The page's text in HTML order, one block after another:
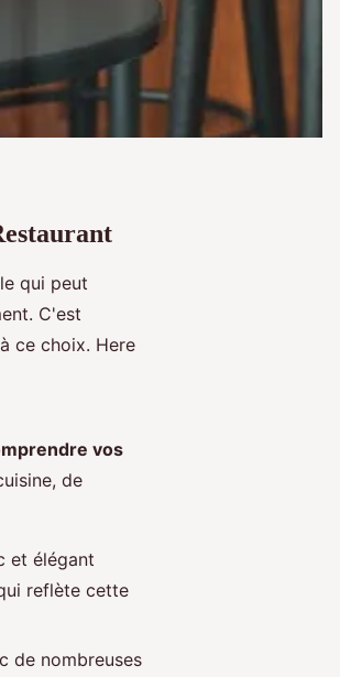
qui peut
C'est
ce choix. Here
vos
de
et élégant
reflète cette
de nombreuses